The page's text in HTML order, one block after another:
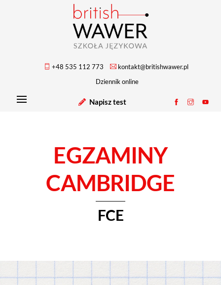
+48 535 112 773
kontakt@britishwawer.pl
Dziennik online
Menu Napisz test
ProfilProfil
EGZAMINY
CAMBRIDGE
FCE